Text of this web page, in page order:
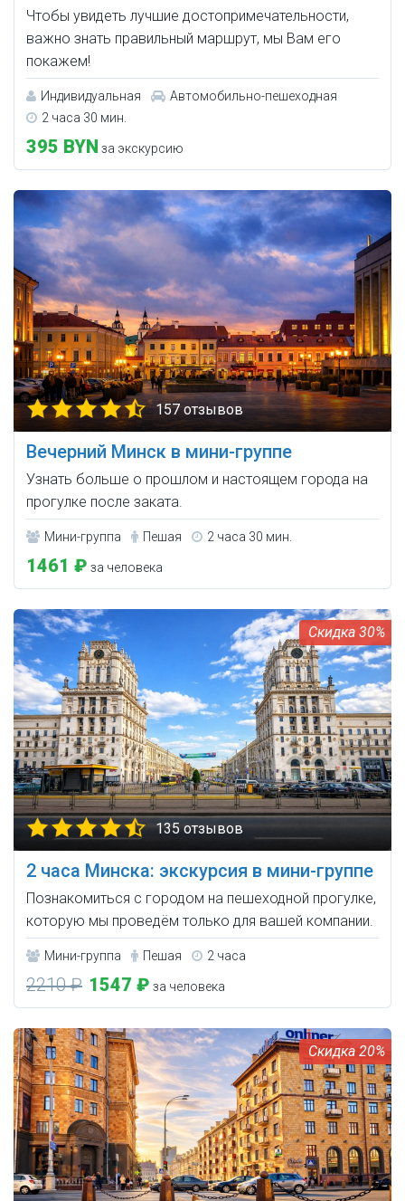
Чтобы увидеть лучшие достопримечательности,
важно знать правильный маршрут, мы Вам его
покажем!
Индивидуальная
Автомобильно-пешеходная
2 часа 30 мин.
395 BYN за экскурсию
157 отзывов
Вечерний Минск в мини-группе
Узнать больше о прошлом и настоящем города на
прогулке после заката.
Мини-группа Пешая 2 часа 30 мин.
1461 ₽ за человека
30%
135 отзывов
2 часа Минска: экскурсия в мини-группе
Познакомиться с городом на пешеходной прогулке,
которую мы проведём только для вашей компании.
Мини-группа Пешая 2 часа
2210 ₽ 1547 ₽ за человека
20%